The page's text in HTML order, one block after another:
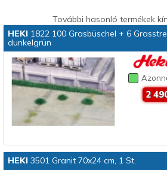
További hasonló termékek
HEKI1822 100 Grasbüschel + 6
dunkelgrün
2
HEKI3501 Granit 70x24 cm, 1 St.